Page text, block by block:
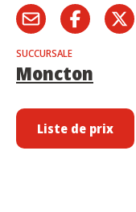
SUCCURSALE
Moncton
Liste de prix